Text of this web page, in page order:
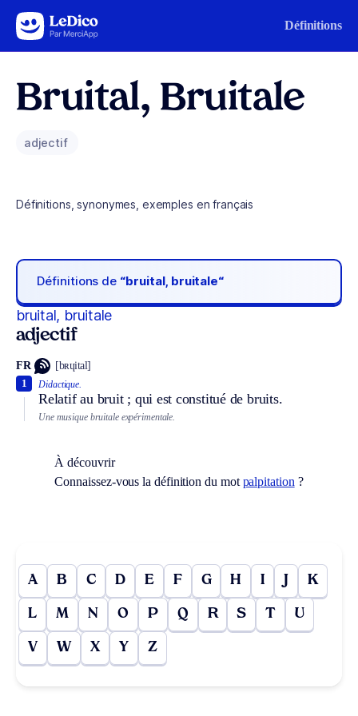
Aller au contenu Définitions
Bruital, Bruitale
adjectif
Définitions, synonymes, exemples en français
Définitions de “bruital, bruitale“
bruital, bruitale
adjectif
FR [bʀɥital]
Didactique.
Relatif au bruit ; qui est constitué de bruits.
1
Une musique bruitale expérimentale.
À découvrir
Connaissez-vous la définition du mot palpitation ?
A B C D E F G H I J K
L M N O P Q R S T U
V W X Y Z